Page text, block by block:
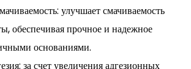
улучшает смачиваемость
обеспечивая прочное и надежное
основаниями.
за счет увеличения адгезионных